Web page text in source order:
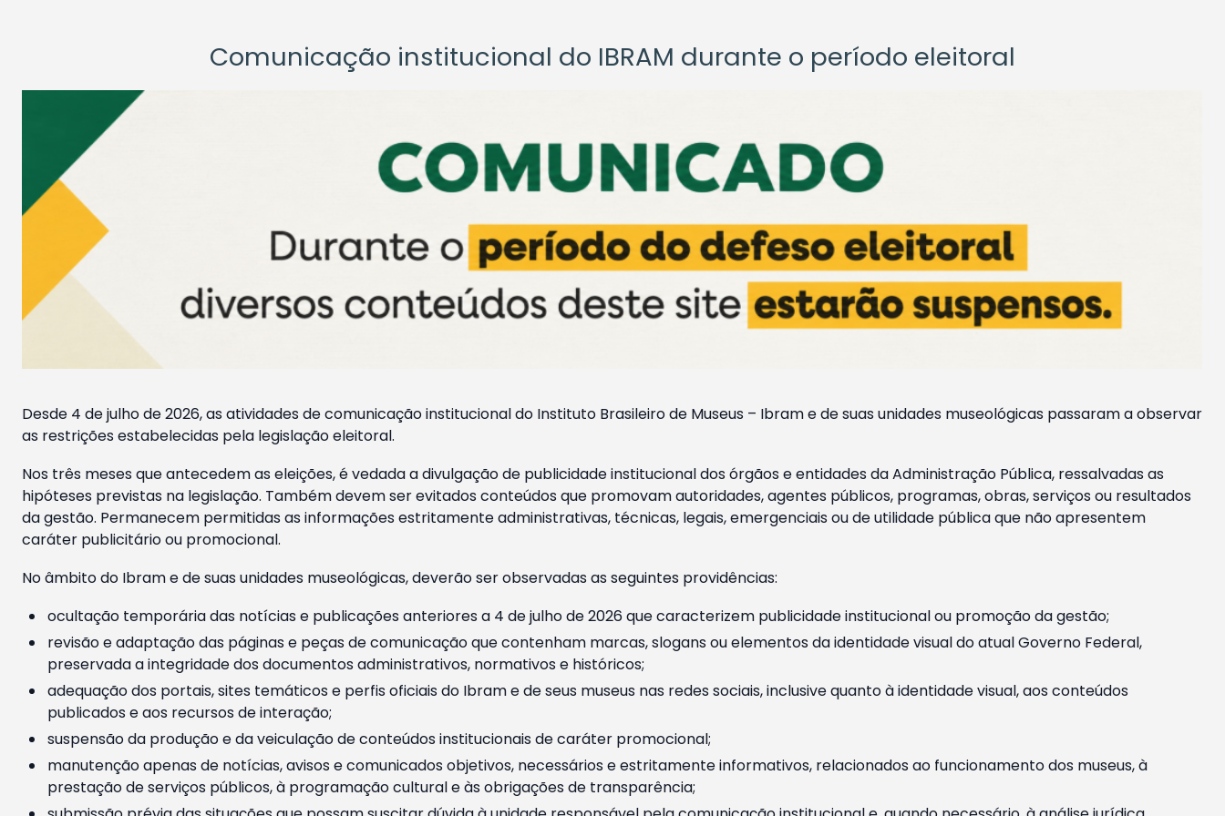
Comunicação institucional do IBRAM durante o período eleitoral
Desde 4 de julho de 2026, as atividades de comunicação institucional do Instituto Brasileiro de Museus – Ibram e de suas unidades museológicas passaram a observar
as restrições estabelecidas pela legislação eleitoral.
Nos três meses que antecedem as eleições, é vedada a divulgação de publicidade institucional dos órgãos e entidades da Administração Pública, ressalvadas as
hipóteses previstas na legislação. Também devem ser evitados conteúdos que promovam autoridades, agentes públicos, programas, obras, serviços ou resultados
da gestão. Permanecem permitidas as informações estritamente administrativas, técnicas, legais, emergenciais ou de utilidade pública que não apresentem
caráter publicitário ou promocional.
No âmbito do Ibram e de suas unidades museológicas, deverão ser observadas as seguintes providências:
ocultação temporária das notícias e publicações anteriores a 4 de julho de 2026 que caracterizem publicidade institucional ou promoção da gestão;
revisão e adaptação das páginas e peças de comunicação que contenham marcas, slogans ou elementos da identidade visual do atual Governo Federal,
preservada a integridade dos documentos administrativos, normativos e históricos;
adequação dos portais, sites temáticos e perfis oficiais do Ibram e de seus museus nas redes sociais, inclusive quanto à identidade visual, aos conteúdos
publicados e aos recursos de interação;
suspensão da produção e da veiculação de conteúdos institucionais de caráter promocional;
manutenção apenas de notícias, avisos e comunicados objetivos, necessários e estritamente informativos, relacionados ao funcionamento dos museus, à
prestação de serviços públicos, à programação cultural e às obrigações de transparência;